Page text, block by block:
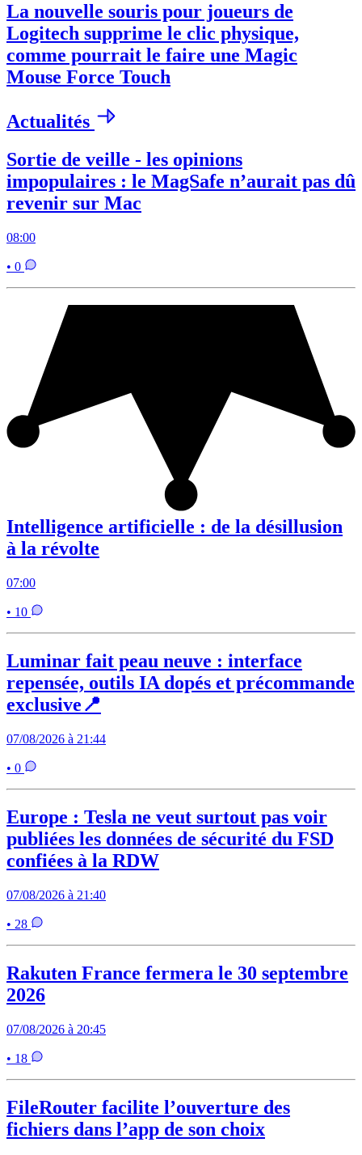
La nouvelle souris pour joueurs de
Logitech supprime le clic physique,
comme pourrait le faire une Magic
Mouse Force Touch
Actualités
Sortie de veille - les opinions
impopulaires : le MagSafe n’aurait pas dû
revenir sur Mac
08:00
• 0
Intelligence artificielle : de la désillusion
à la révolte
07:00
• 10
Luminar fait peau neuve : interface
repensée, outils IA dopés et précommande
exclusive📍
07/08/2026 à 21:44
• 0
Europe : Tesla ne veut surtout pas voir
publiées les données de sécurité du FSD
confiées à la RDW
07/08/2026 à 21:40
• 28
Rakuten France fermera le 30 septembre
2026
07/08/2026 à 20:45
• 18
FileRouter facilite l’ouverture des
fichiers dans l’app de son choix